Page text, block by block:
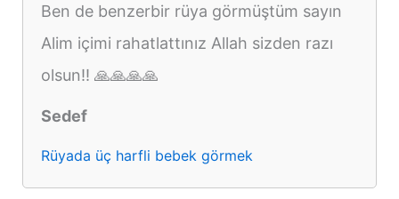
Ben de benzerbir rüya görmüştüm sayın
Alim içimi rahatlattınız Allah sizden razı
olsun!! 🙏🙏🙏🙏
Sedef
Rüyada üç harfli bebek görmek